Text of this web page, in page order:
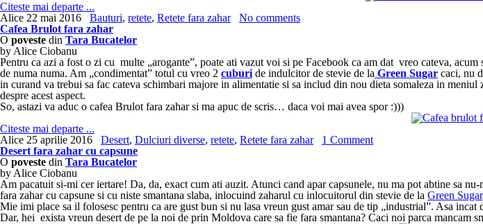
Citeste mai departe ...
Alice 22 mai 2016 Bauturi, retete, Retete fara zahar
No comments
Cafea Brulot fara zahar
O poveste din Tara Bucatelor
by Alice Ciobanu
Pentru ca azi a fost o zi cu multe „arogante”, poate ati vazut voi si pe Facebook ca am dat vreo cateva, acum
de numa numa. Am „condimentat” totul cu vreo 2 cuburi de indulcitor de stevie de la Green Sugar caci, nu
in curand va trebui sa fac cateva schimbari majore in alimentatie si sa includ din nou dieta somaleza in
despre acest aspect.
So, astazi va aduc o cafea Brulot fara zahar si ma apuc de scris… daca voi mai avea spor :)))
Citeste mai departe ...
Alice 25 aprilie 2016 Desert, Dulciuri diverse, retete, Retete fara zahar
1 Comment
Desert fara zahar cu capsune
O poveste din Tara Bucatelor
by Alice Ciobanu
Am pacatuit si-mi cer iertare! Da, da, exact cum ati auzit. Atunci cand apar capsunele, nu ma pot abtine sa
fara zahar cu capsune si cu niste smantana slaba, inlocuind zaharul cu inlocuitorul din stevie de la Green Sugar
Mie imi place sa il folosesc pentru ca are gust bun si nu lasa vreun gust amar sau de tip „industrial”. Asa
Dar, hei exista vreun desert de pe la noi de prin Moldova care sa fie fara smantana? Caci noi parca mancam